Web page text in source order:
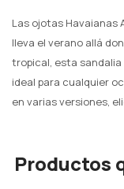
Las ojotas Havaianas
lleva el verano allá
tropical, esta sandalia
ideal para cualquier
en varias versiones,
Productos